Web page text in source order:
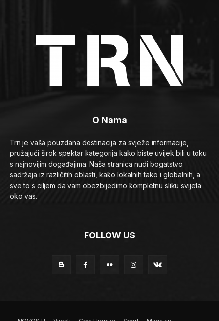
O Nama
Trn je vaša pouzdana destinacija za svježe informacije,
pružajući širok spektar kategorija kako biste uvijek bili u toku
s najnovijim događajima. Naša stranica nudi bogatstvo
sadržaja iz različitih oblasti, kako lokalnih tako i globalnih, a
sve to s ciljem da vam obezbijedimo kompletnu sliku svijeta
oko vas.
FOLLOW US